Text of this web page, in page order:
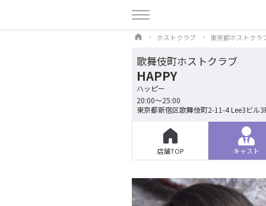
ホストクラブ 東京都ホストクラ
歌舞伎町ホストクラブ
HAPPY
ハッピー
20:00～25:00
東京都新宿区歌舞伎町2-11-4 Lee3ビル
店舗TOP キャスト